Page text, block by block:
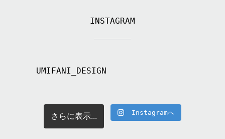
INSTAGRAM
UMIFANI_DESIGN
さらに表示... Instagramへ